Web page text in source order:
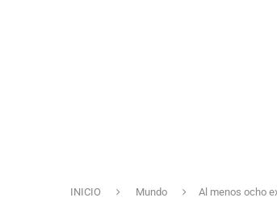
INICIO Mundo Al menos ocho